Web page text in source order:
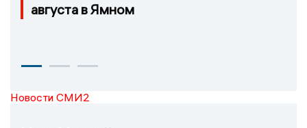
августа в Ямном
Новости СМИ2